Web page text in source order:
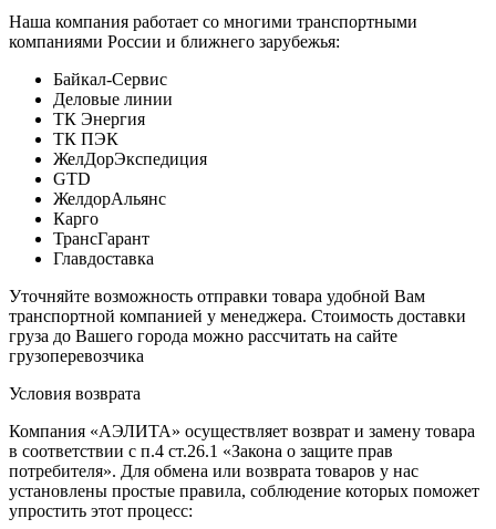
Наша компания работает со многими транспортными
компаниями России и ближнего зарубежья:
Байкал-Сервис
Деловые линии
ТК Энергия
ТК ПЭК
ЖелДорЭкспедиция
GTD
ЖелдорАльянс
Карго
ТрансГарант
Главдоставка
Уточняйте возможность отправки товара удобной Вам
транспортной компанией у менеджера. Стоимость доставки
груза до Вашего города можно рассчитать на сайте
грузоперевозчика
Условия возврата
Компания «АЭЛИТА» осуществляет возврат и замену товара
в соответствии с п.4 ст.26.1 «Закона о защите прав
потребителя». Для обмена или возврата товаров у нас
установлены простые правила, соблюдение которых поможет
упростить этот процесс: